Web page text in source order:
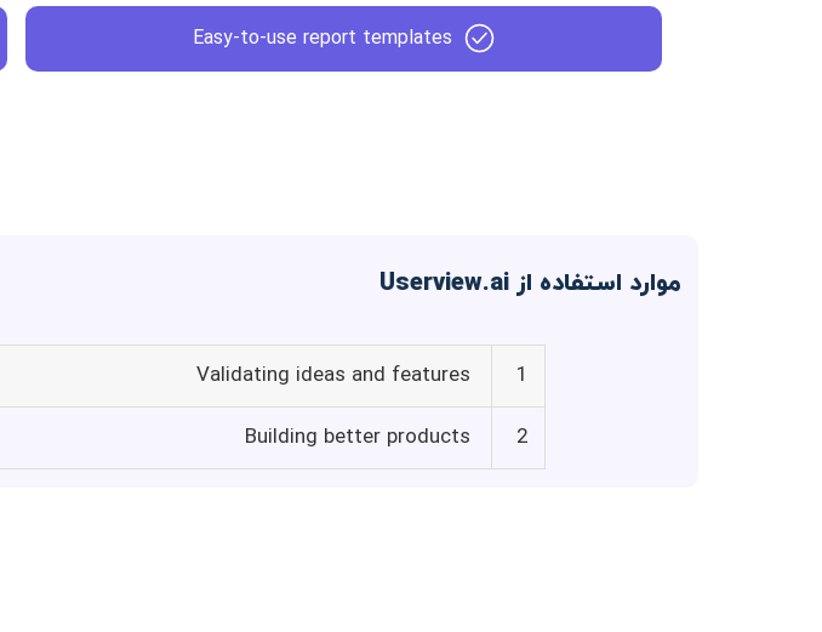
Easy-to-use report templates
موارد استفاده از Userview.ai
1
Validating ideas and features
2
Building better products